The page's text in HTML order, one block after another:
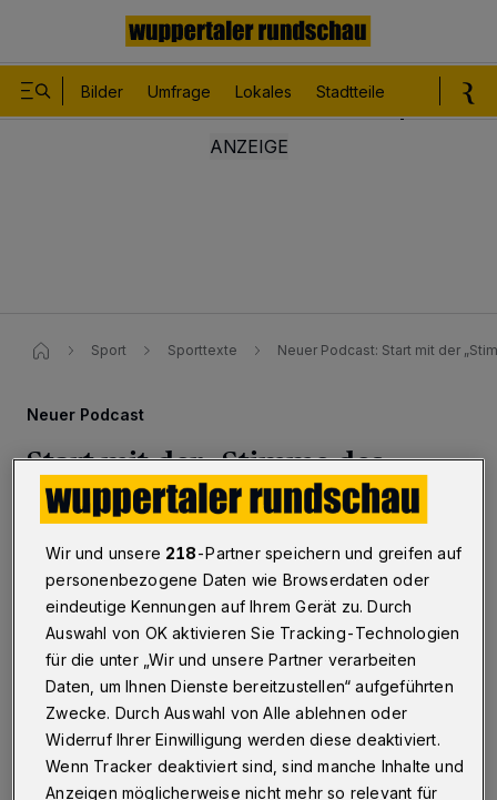
Bilder Umfrage Lokales Stadtteile
Sport Sporttexte Neuer Podcast: Start mit der
Neuer Podcast
Start mit der „Stimme des
Ruhrgebiets“
Wuppertal·WSV-Stadionsprecher Carsten Kulawik
hat die erste Folge seines neuen Podcasts „Spitz auf
Knopf – das Interview, wenn das Flutlicht aus ist“
veröffentlicht. Gesprächspartner zum Auftakt ist
Reporter-Ikone Werner Hansch.
15.05.2020 , 21:10 Uhr Eine Minute Lesezeit
Wir und unsere 218-Partner speichern und greifen auf
personenbezogene Daten wie Browserdaten oder
eindeutige Kennungen auf Ihrem Gerät zu. Durch
Auswahl von OK aktivieren Sie Tracking-Technologien
für die unter „Wir und unsere Partner verarbeiten
Daten, um Ihnen Dienste bereitzustellen“ aufgeführten
Zwecke. Durch Auswahl von Alle ablehnen oder
Widerruf Ihrer Einwilligung werden diese deaktiviert.
Wenn Tracker deaktiviert sind, sind manche Inhalte und
Anzeigen möglicherweise nicht mehr so relevant für